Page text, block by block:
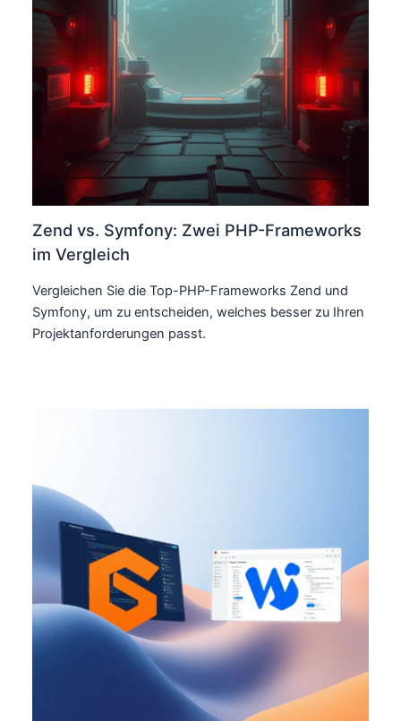
Zend vs. Symfony: Zwei PHP-Frameworks
im Vergleich
Vergleichen Sie die Top-PHP-Frameworks Zend und
Symfony, um zu entscheiden, welches besser zu Ihren
Projektanforderungen passt.